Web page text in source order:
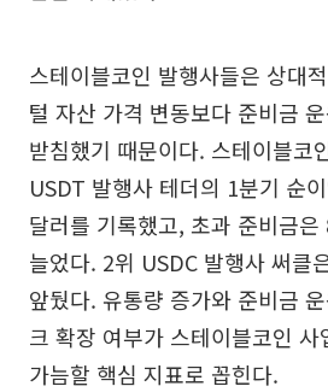
스테이블코인 발행사들은 상대
털 자산 가격 변동보다 준비금
받침했기 때문이다. 스테이블코
USDT 발행사 테더의 1분기 순
달러를 기록했고, 초과 준비금
늘었다. 2위 USDC 발행사 써클
앞뒀다. 유통량 증가와 준비금
크 확장 여부가 스테이블코인
가늠할 핵심 지표로 꼽힌다.